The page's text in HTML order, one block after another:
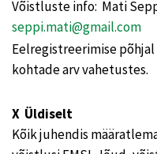
Võistluste info: Mati
seppi.mati@gmail.com
Eelregistreerimise
kohtade arv vahetustes.
X Üldiselt
Kõik juhendis